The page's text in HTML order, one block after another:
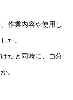
作業内容や使用し
た。
たと同時に、自分
。